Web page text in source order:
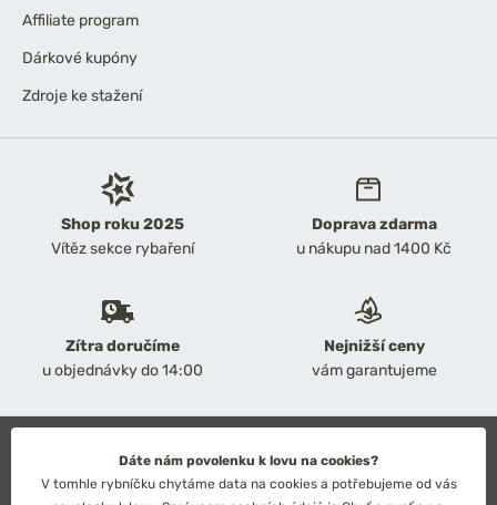
Shop roku 2025
Vítěz sekce rybaření
Doprava zdarma
u nákupu nad 1400 Kč
Zítra doručíme
u objednávky do 14:00
Nejnižší ceny
vám garantujeme
Affiliate program
Dárkové kupóny
Zdroje ke stažení
Obchodní podmínky
Ochrana osobních údajů
Dáte nám povolenku k lovu na cookies?
V tomhle rybníčku chytáme data na cookies a potřebujeme od vás